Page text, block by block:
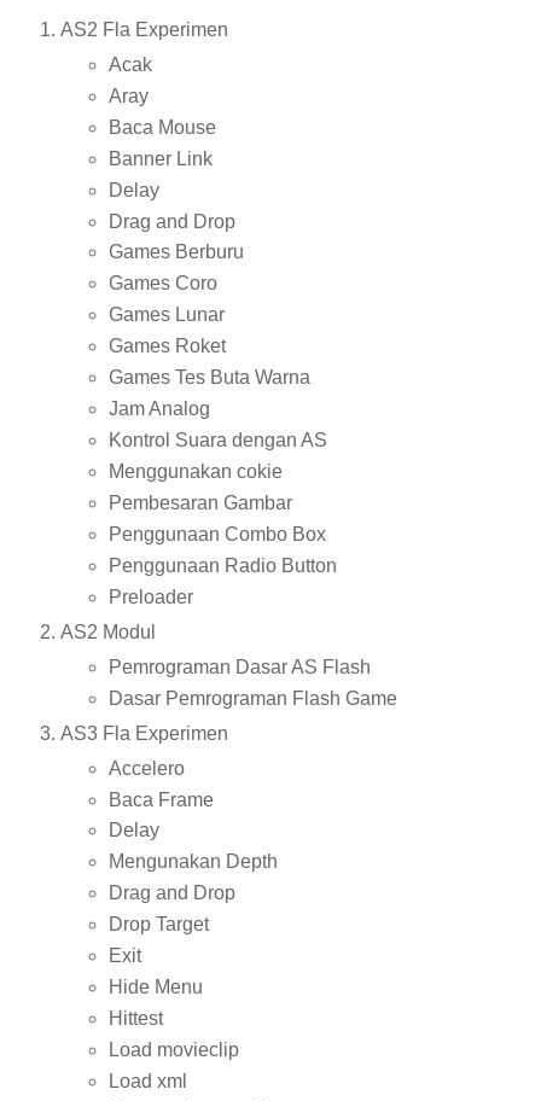
AS2 Fla Experimen
Acak
Aray
Baca Mouse
Banner Link
Delay
Drag and Drop
Games Berburu
Games Coro
Games Lunar
Games Roket
Games Tes Buta Warna
Jam Analog
Kontrol Suara dengan AS
Menggunakan cokie
Pembesaran Gambar
Penggunaan Combo Box
Penggunaan Radio Button
Preloader
AS2 Modul
Pemrograman Dasar AS Flash
Dasar Pemrograman Flash Game
AS3 Fla Experimen
Accelero
Baca Frame
Delay
Mengunakan Depth
Drag and Drop
Drop Target
Exit
Hide Menu
Hittest
Load movieclip
Load xml